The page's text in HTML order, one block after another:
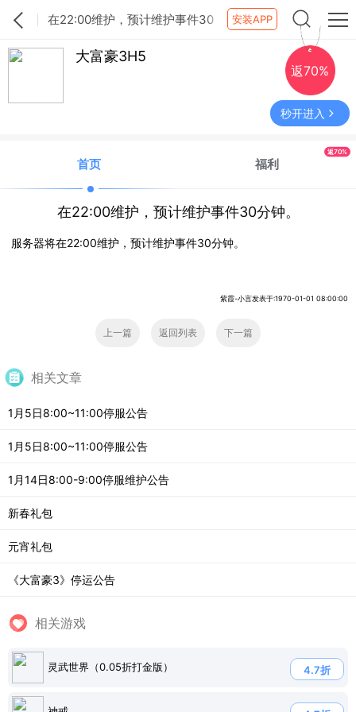
在22:00维护，预计维护事件30
分钟。
安装APP
大富豪3H5
返70%
秒开进入
首页 福利
返70%
在22:00维护，预计维护事件30分钟。
服务器将在22:00维护，预计维护事件30分钟。
紫霞-小言发表于:1970-01-01 08:00:00
上一篇 返回列表 下一篇
相关文章
1月5日8:00~11:00停服公告
1月5日8:00~11:00停服公告
1月14日8:00-9:00停服维护公告
新春礼包
元宵礼包
《大富豪3》停运公告
相关游戏
灵武世界（0.05折打金版） 4.7折